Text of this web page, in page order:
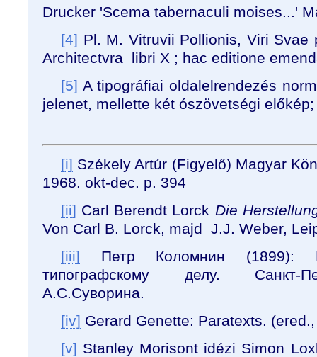
Drucker 'Scema tabernaculi moises...'
[4] Pl. M. Vitruvii Pollionis, Viri Svae
Architectvra libri X ; hac editione
[5] A tipográfiai oldalelrendezés
jelenet, mellette két ószövetségi
[i] Székely Artúr (Figyelő) Magyar
1968. okt-dec. p. 394
[ii] Carl Berendt Lorck Die
Von Carl B. Lorck, majd J.J. Weber,
[iii] Петр Коломнин (1899):
типографскому делу. Санкт-
А.С.Суворина.
[iv] Gerard Genette: Paratexts.
[v] Stanley Morisont idézi Simon